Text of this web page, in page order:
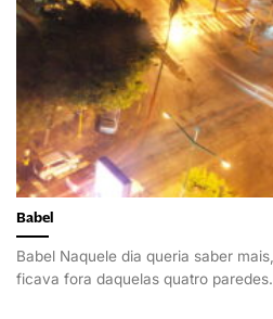
Babel
Babel Naquele dia queria saber
ficava fora daquelas quatro